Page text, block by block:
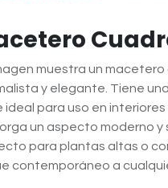
muestra un
y elegante. Tiene
ideal para uso en
un aspecto moderno
para plantas altas o
contemporáneo a